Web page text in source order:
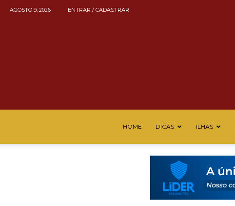
AGOSTO 9, 2026 ENTRAR / CADASTRAR
HOME DICAS ILHAS